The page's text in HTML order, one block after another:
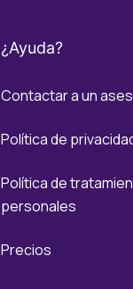
¿Ayuda?
Contactar a un
Política de
Política de
personales
Precios